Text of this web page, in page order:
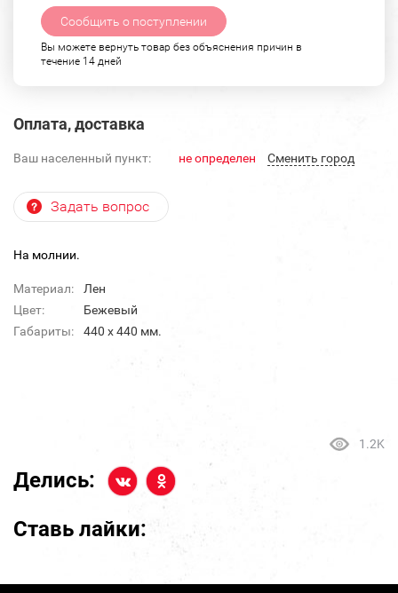
Сообщить о поступлении
Вы можете вернуть товар без объяснения причин в
течение 14 дней
Оплата, доставка
Ваш населенный пункт: не определен Cменить город
Задать вопрос
На молнии.
Материал:
Лен
Цвет:
Бежевый
Габариты:
440 х 440 мм.
1.2K
Делись:
Ставь лайки: